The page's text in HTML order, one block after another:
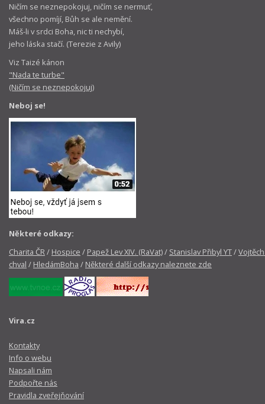
Ničím se neznepokojuj, ničím se nermuť,
všechno pomíjí, Bůh se ale nemění.
Máš-li v srdci Boha, nic ti nechybí,
jeho láska stačí. (Terezie z Avily)
Viz Taizé kánon
"Nada te turbe"
(Ničím se neznepokojuj)
Neboj se!
Některé odkazy:
Charita ČR/ Hospice / Papež Lev XIV. (RaVat)/ Stanislav Přibyl YT/
chval / HledámBoha / Některé další odkazy naleznete zde
Vira.cz
Kontakty
Info o webu
Napsali nám
Podpořte nás
Pravidla zveřejňování